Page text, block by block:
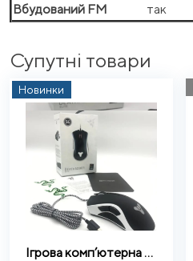
Вбудований FM
так
Супутні товари
Новинки
Ігрова комп’ютерна миша Razer DeathAdder Elite Destiny з підсвіткою